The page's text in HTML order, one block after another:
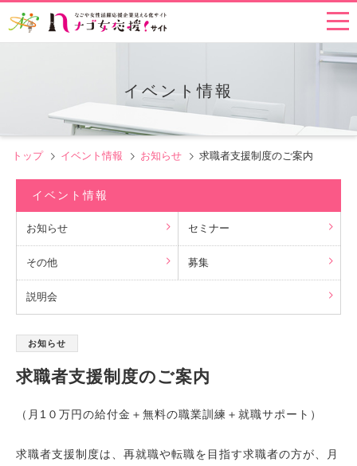
イベント情報
トップ イベント情報 お知らせ 求職者支援制度のご案内
イベント情報
お知らせ セミナー
その他 募集
説明会
お知らせ
求職者支援制度のご案内
（月1０万円の給付金＋無料の職業訓練＋就職サポート）
求職者支援制度は、再就職や転職を目指す求職者の方が、月